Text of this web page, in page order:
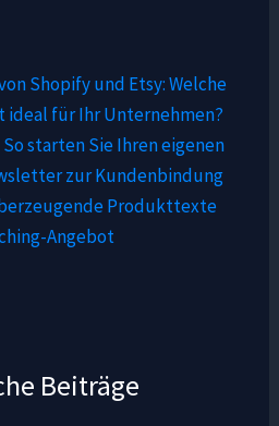
Shopify und Etsy: Welche
für Ihr Unternehmen?
starten Sie Ihren eigenen
zur Kundenbindung
Produkttexte
Angebot
Beiträge